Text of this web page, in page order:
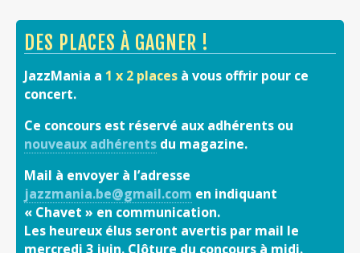
DES PLACES À GAGNER !
JazzMania a 1 x 2 places à vous offrir pour ce
concert.
Ce concours est réservé aux adhérents ou
nouveaux adhérents du magazine.
Mail à envoyer à l’adresse
jazzmania.be@gmail.com en indiquant
« Chavet » en communication.
Les heureux élus seront avertis par mail le
mercredi 3 juin. Clôture du concours à midi.